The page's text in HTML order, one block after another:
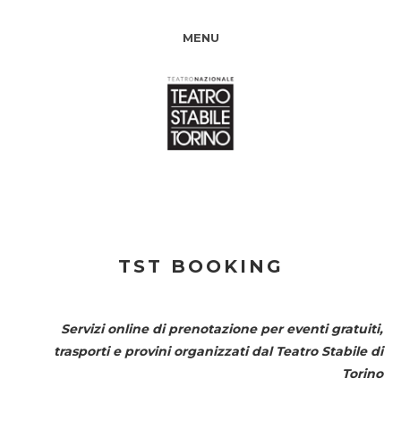
MENU
TST BOOKING
Servizi online di prenotazione per eventi gratuiti,
trasporti e provini organizzati dal Teatro Stabile di
Torino